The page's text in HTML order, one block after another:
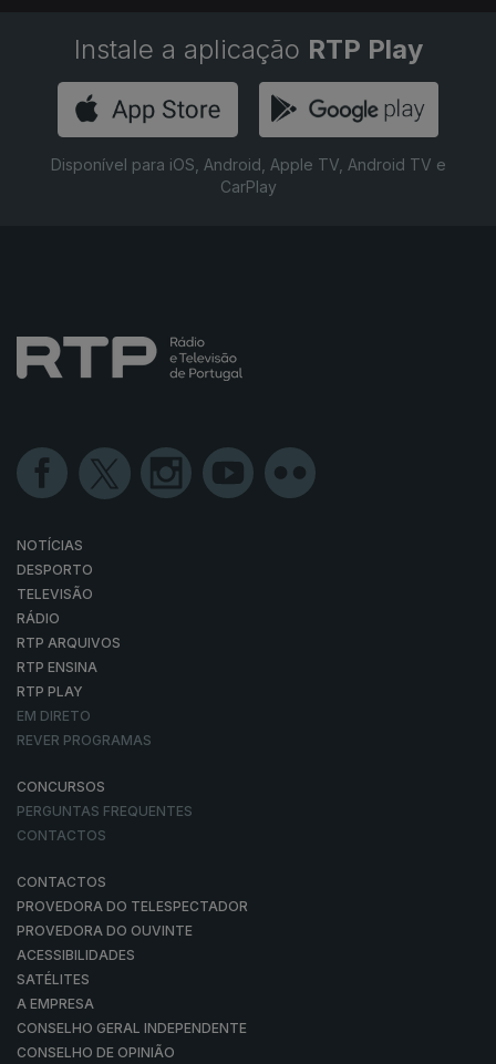
Instale a aplicação RTP Play
Disponível para iOS, Android, Apple TV, Android TV e
CarPlay
NOTÍCIAS
DESPORTO
TELEVISÃO
RÁDIO
RTP ARQUIVOS
RTP ENSINA
RTP PLAY
EM DIRETO
REVER PROGRAMAS
CONCURSOS
PERGUNTAS FREQUENTES
CONTACTOS
CONTACTOS
PROVEDORA DO TELESPECTADOR
PROVEDORA DO OUVINTE
ACESSIBILIDADES
SATÉLITES
A EMPRESA
CONSELHO GERAL INDEPENDENTE
CONSELHO DE OPINIÃO